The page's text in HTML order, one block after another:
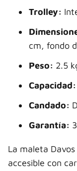
Trolley:
cm, fondo
Peso: 2.5
Capacidad:
Candado:
Garantía:
La maleta
accesible con